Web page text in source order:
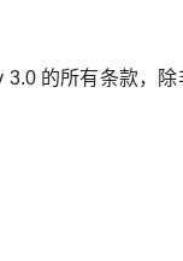
的所有条款，